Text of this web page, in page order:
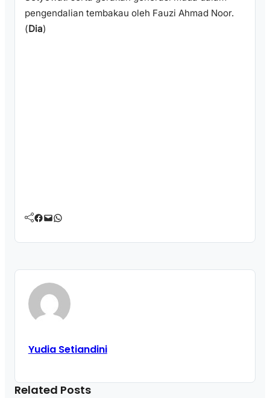
pengendalian tembakau oleh Fauzi Ahmad Noor.
(Dia)
Facebook Mail WhatsApp
Yudia Setiandini
Related Posts